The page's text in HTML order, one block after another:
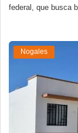
federal, que busca
Nogales